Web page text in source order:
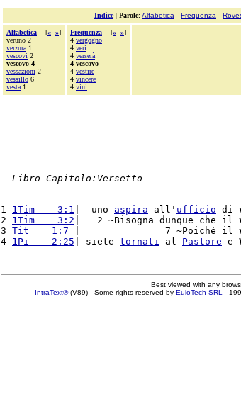
Indice| Parole: Alfabetica - Frequenza -
Alfabetica [« »]
veruno 2
verzura 1
vescovi 2
vescovo 4
vessazioni 2
vessillo 6
vesta 1
Frequenza [« »]
4 vergogno
4 veri
4 verserà
4 vescovo
4 vestire
4 vincere
4 vini
Libro Capitolo:Versetto
1 1Tim    3:1 |  uno aspira all' ufficio di
2 1Tim    3:2 |   2 ~Bisogna dunque che il
3 Tit    1:7 |               7 ~Poiché il
4 1Pi    2:25 | siete tornati al Pastore e
Best viewed with any
IntraText®(V89) - Some rights reserved by EuloTech SRL -